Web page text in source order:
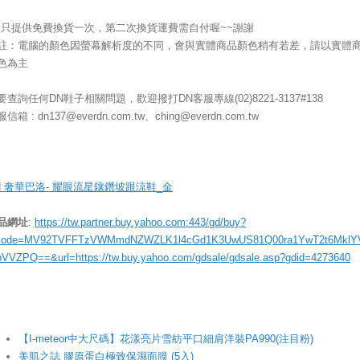
提供免費換貨一次，第二次換貨運費需自付喔~~謝謝
：電腦的顏色因螢幕解析度的不同，會與實體商品顏色稍有若差，請以實體
為主
查詢任何DN鞋子相關問題，歡迎撥打DN客服專線(02)8221-3137#138
信箱 : dn137@everdn.com.tw、ching@everdn.com.tw
奢華巴洛- 耀眼流星鑲鑽坡跟涼鞋_金
網址: https://tw.partner.buy.yahoo.com:443/gd/buy?
tw.buy.yahoo.com/gdsale/gdsale.asp?gdid=4273640
【I-meteor中大尺碼】花漾亮片雪紡平口細肩洋裝PA990(注目粉)
美肌之誌 膠原蛋白極致保濕面膜 (5入)